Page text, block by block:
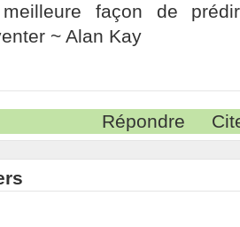
façon de
~ Alan Kay
Répondre